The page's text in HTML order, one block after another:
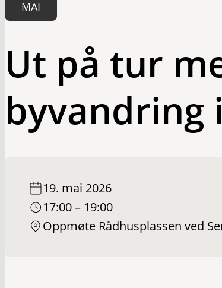
MAI
Ut på tur
byvandring
19. mai 2026
17:00 – 19:00
Oppmøte Rådhusplassen ved